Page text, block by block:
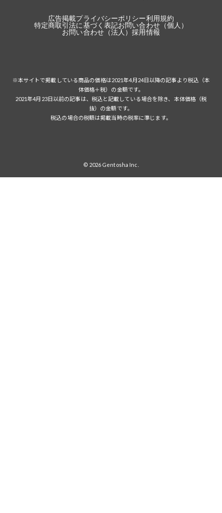
広告掲載プライバシーポリシー利用規約
特定商取引法に基づく表記お問い合わせ（個人）
お問い合わせ（法人）採用情報
※本サイトで掲載している商品の価格は2021年4月24日以降の記事より税込（本
体価格＋税）の金額です。
2021年4月23日以前の記事は、税込と記載している場合を除き、本体価格（税
抜）の金額です。
税込の場合の税額は掲載当時の税率に準じます。
© 2026 Gentosha Inc.